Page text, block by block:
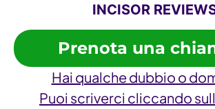
INCISOR
Prenota una
Hai qualche dubbio o
Puoi scriverci cliccando